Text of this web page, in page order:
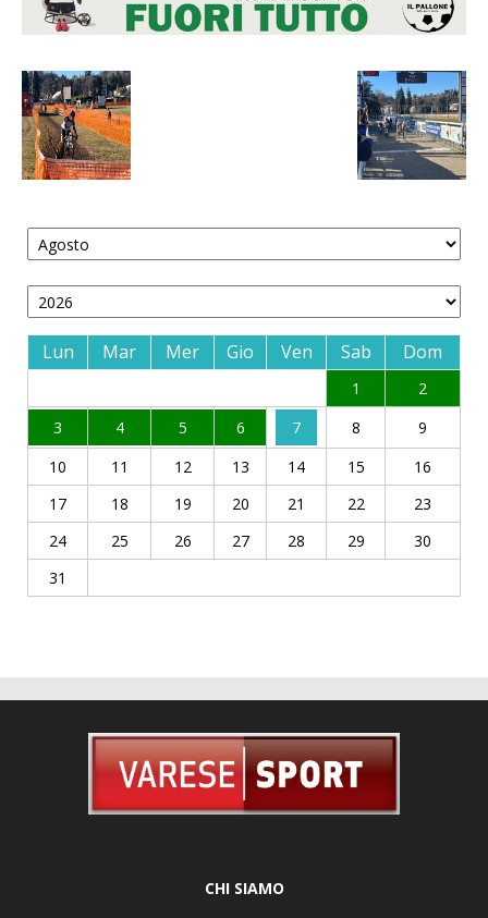
Lun Mar Mer Gio Ven Sab Dom
1
2
3
4 5 6 7 8
9
10
11 12 13 14 15
16
17
18 19 20 21 22
23
24
25 26 27 28 29
30
31
CHI SIAMO